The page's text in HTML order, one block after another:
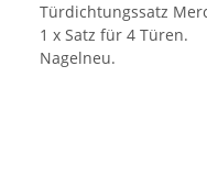
Türdichtungssatz
1 x Satz für 4 Türen.
Nagelneu.